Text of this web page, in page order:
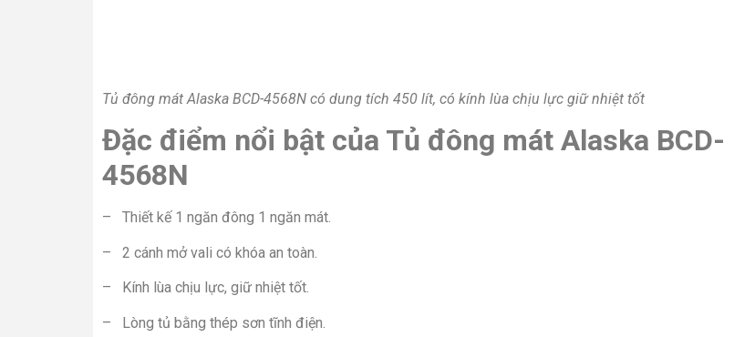
Tủ đông mát Alaska BCD-4568N có dung tích 450 lít, có kính lùa chịu lực giữ nhiệt tốt
Đặc điểm nổi bật của Tủ đông mát Alaska BCD-
4568N
– Thiết kế 1 ngăn đông 1 ngăn mát.
– 2 cánh mở vali có khóa an toàn.
– Kính lùa chịu lực, giữ nhiệt tốt.
– Lòng tủ bằng thép sơn tĩnh điện.